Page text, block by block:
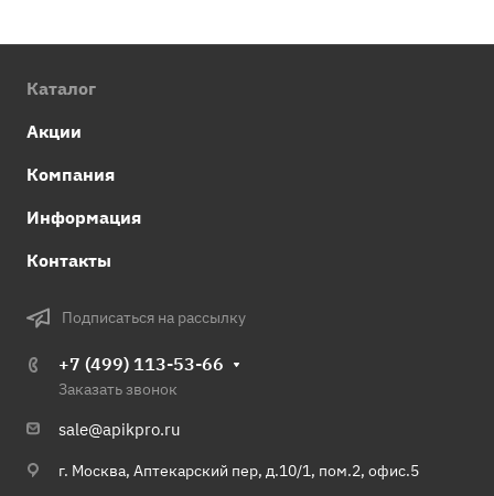
Каталог
Акции
Компания
Информация
Контакты
Подписаться на рассылку
+7 (499) 113-53-66
Заказать звонок
sale@apikpro.ru
г. Москва, Аптекарский пер, д.10/1, пом.2, офис.5